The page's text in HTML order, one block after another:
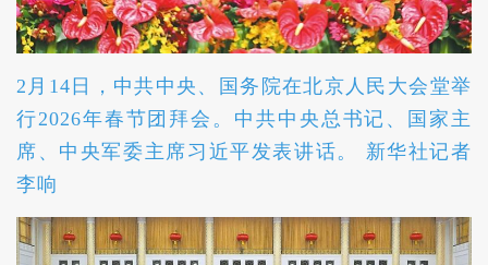
2月14日，中共中央、国务院在北京人民大会堂举
行2026年春节团拜会。中共中央总书记、国家主
席、中央军委主席习近平发表讲话。 新华社记者
李响